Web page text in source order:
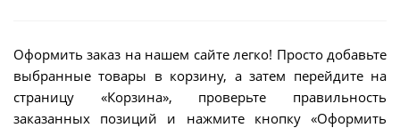
Оформить заказ на нашем сайте легко! Просто добавьте
выбранные товары в корзину, а затем перейдите на
страницу «Корзина», проверьте правильность
заказанных позиций и нажмите кнопку «Оформить